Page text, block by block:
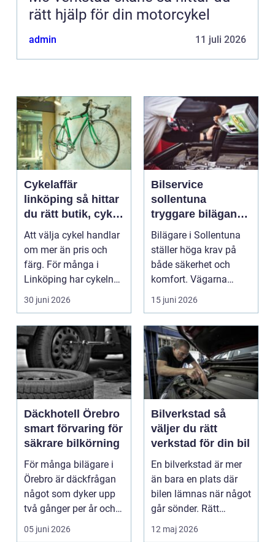
rätt hjälp för din motorcykel
admin 11 juli 2026
Cykelaffär
linköping så hittar
du rätt butik, cykel
och service
Att välja cykel handlar
om mer än pris och
färg. För många i
Linköping har cykeln
blivit en viktig d...
30 juni 2026
Bilservice
sollentuna
tryggare bilägande
året runt
Bilägare i Sollentuna
ställer höga krav på
både säkerhet och
komfort. Vägarna
växlar mellan
motorväg...
15 juni 2026
Däckhotell Örebro
smart förvaring för
säkrare bilkörning
För många bilägare i
Örebro är däckfrågan
något som dyker upp
två gånger per år och
mest känns som e...
05 juni 2026
Bilverkstad så
väljer du rätt
verkstad för din bil
En bilverkstad är mer
än bara en plats där
bilen lämnas när något
går sönder. Rätt
verkstad blir en ...
12 maj 2026